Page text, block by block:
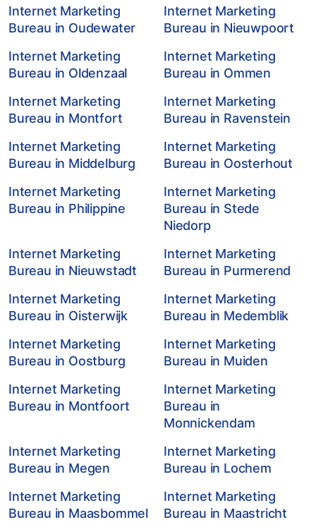
Internet Marketing
Bureau in Oudewater
Internet Marketing
Bureau in Nieuwpoort
Internet Marketing
Bureau in Oldenzaal
Internet Marketing
Bureau in Ommen
Internet Marketing
Bureau in Montfort
Internet Marketing
Bureau in Ravenstein
Internet Marketing
Bureau in Middelburg
Internet Marketing
Bureau in Oosterhout
Internet Marketing
Bureau in Philippine
Internet Marketing
Bureau in Stede
Niedorp
Internet Marketing
Bureau in Nieuwstadt
Internet Marketing
Bureau in Purmerend
Internet Marketing
Bureau in Oisterwijk
Internet Marketing
Bureau in Medemblik
Internet Marketing
Bureau in Oostburg
Internet Marketing
Bureau in Muiden
Internet Marketing
Bureau in Montfoort
Internet Marketing
Bureau in
Monnickendam
Internet Marketing
Bureau in Megen
Internet Marketing
Bureau in Lochem
Internet Marketing
Bureau in Maasbommel
Internet Marketing
Bureau in Maastricht